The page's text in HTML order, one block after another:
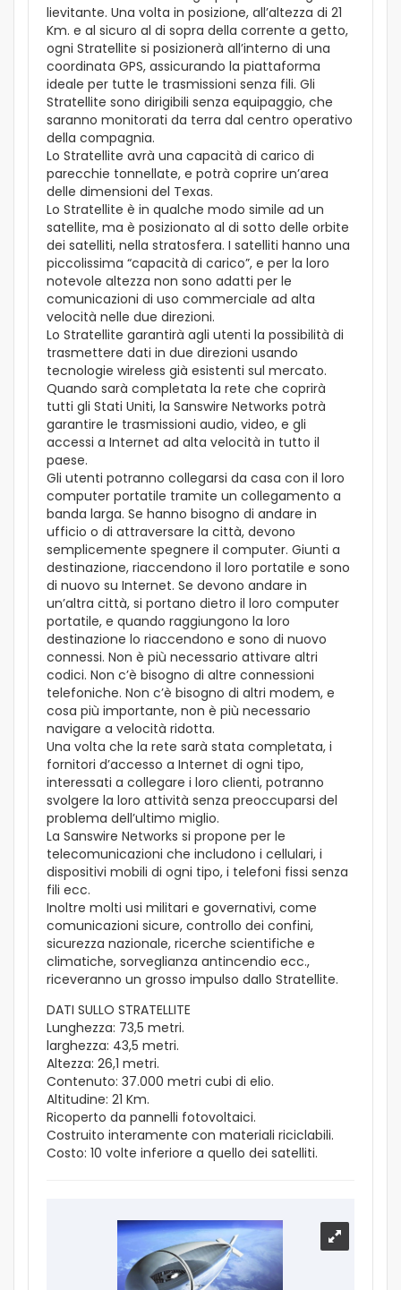
lievitante. Una volta in posizione, all’altezza di 21
Km. e al sicuro al di sopra della corrente a getto,
ogni Stratellite si posizionerà all’interno di una
coordinata GPS, assicurando la piattaforma
ideale per tutte le trasmissioni senza fili. Gli
Stratellite sono dirigibili senza equipaggio, che
saranno monitorati da terra dal centro operativo
della compagnia.
Lo Stratellite avrà una capacità di carico di
parecchie tonnellate, e potrà coprire un’area
delle dimensioni del Texas.
Lo Stratellite è in qualche modo simile ad un
satellite, ma è posizionato al di sotto delle orbite
dei satelliti, nella stratosfera. I satelliti hanno una
piccolissima “capacità di carico”, e per la loro
notevole altezza non sono adatti per le
comunicazioni di uso commerciale ad alta
velocità nelle due direzioni.
Lo Stratellite garantirà agli utenti la possibilità di
trasmettere dati in due direzioni usando
tecnologie wireless già esistenti sul mercato.
Quando sarà completata la rete che coprirà
tutti gli Stati Uniti, la Sanswire Networks potrà
garantire le trasmissioni audio, video, e gli
accessi a Internet ad alta velocità in tutto il
paese.
Gli utenti potranno collegarsi da casa con il loro
computer portatile tramite un collegamento a
banda larga. Se hanno bisogno di andare in
ufficio o di attraversare la città, devono
semplicemente spegnere il computer. Giunti a
destinazione, riaccendono il loro portatile e sono
di nuovo su Internet. Se devono andare in
un’altra città, si portano dietro il loro computer
portatile, e quando raggiungono la loro
destinazione lo riaccendono e sono di nuovo
connessi. Non è più necessario attivare altri
codici. Non c’è bisogno di altre connessioni
telefoniche. Non c’è bisogno di altri modem, e
cosa più importante, non è più necessario
navigare a velocità ridotta.
Una volta che la rete sarà stata completata, i
fornitori d’accesso a Internet di ogni tipo,
interessati a collegare i loro clienti, potranno
svolgere la loro attività senza preoccuparsi del
problema dell’ultimo miglio.
La Sanswire Networks si propone per le
telecomunicazioni che includono i cellulari, i
dispositivi mobili di ogni tipo, i telefoni fissi senza
fili ecc.
Inoltre molti usi militari e governativi, come
comunicazioni sicure, controllo dei confini,
sicurezza nazionale, ricerche scientifiche e
climatiche, sorveglianza antincendio ecc.,
riceveranno un grosso impulso dallo Stratellite.
DATI SULLO STRATELLITE
Lunghezza: 73,5 metri.
larghezza: 43,5 metri.
Altezza: 26,1 metri.
Contenuto: 37.000 metri cubi di elio.
Altitudine: 21 Km.
Ricoperto da pannelli fotovoltaici.
Costruito interamente con materiali riciclabili.
Costo: 10 volte inferiore a quello dei satelliti.